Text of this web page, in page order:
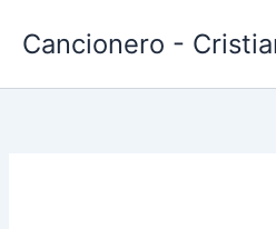
Cancionero -